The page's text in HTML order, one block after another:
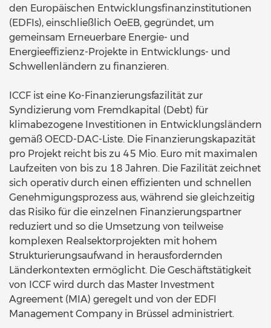
den Europäischen Entwicklungsfinanzinstitutionen
(EDFIs), einschließlich OeEB, gegründet, um
gemeinsam Erneuerbare Energie- und
Energieeffizienz-Projekte in Entwicklungs- und
Schwellenländern zu finanzieren.
ICCF ist eine Ko-Finanzierungsfazilität zur
Syndizierung vom Fremdkapital (Debt) für
klimabezogene Investitionen in Entwicklungsländern
gemäß OECD-DAC-Liste. Die Finanzierungskapazität
pro Projekt reicht bis zu 45 Mio. Euro mit maximalen
Laufzeiten von bis zu 18 Jahren. Die Fazilität zeichnet
sich operativ durch einen effizienten und schnellen
Genehmigungsprozess aus, während sie gleichzeitig
das Risiko für die einzelnen Finanzierungspartner
reduziert und so die Umsetzung von teilweise
komplexen Realsektorprojekten mit hohem
Strukturierungsaufwand in herausfordernden
Länderkontexten ermöglicht. Die Geschäftstätigkeit
von ICCF wird durch das Master Investment
Agreement (MIA) geregelt und von der EDFI
Management Company in Brüssel administriert.